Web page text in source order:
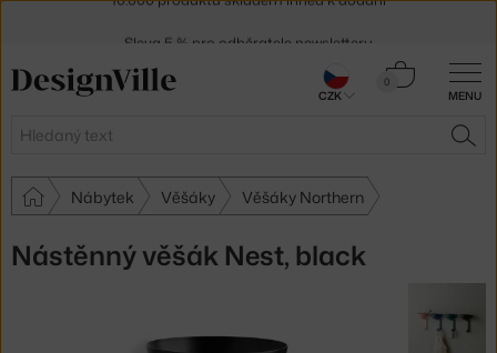
MENU
Hledat
0
Košík
Nábytek Věšáky Věšáky Northern
Nástěnný věšák Nest, black
30 dní na vrácení zboží
CZK